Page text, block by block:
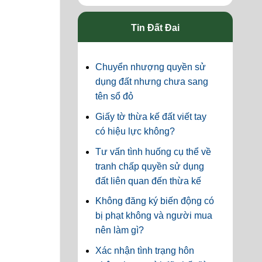
Tin Đất Đai
Chuyển nhượng quyền sử
dụng đất nhưng chưa sang
tên sổ đỏ
Giấy tờ thừa kế đất viết tay
có hiệu lực không?
Tư vấn tình huống cụ thể về
tranh chấp quyền sử dụng
đất liên quan đến thừa kế
Không đăng ký biến động có
bị phạt không và người mua
nên làm gì?
Xác nhận tình trạng hôn